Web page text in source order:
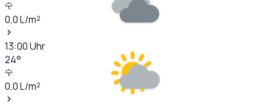
0,0L/m²
13:00Uhr
24°
0,0L/m²